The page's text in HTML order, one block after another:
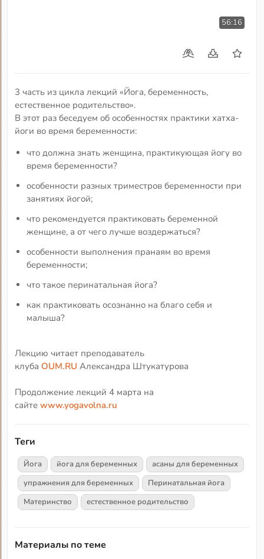
56:16
3 часть из цикла лекций «Йога, беременность,
естественное родительство».
В этот раз беседуем об особенностях практики хатха-
йоги во время беременности:
что должна знать женщина, практикующая йогу во
время беременности?
особенности разных триместров беременности при
занятиях йогой;
что рекомендуется практиковать беременной
женщине, а от чего лучше воздержаться?
особенности выполнения пранаям во время
беременности;
что такое перинатальная йога?
как практиковать осознанно на благо себя и
малыша?
Лекцию читает преподаватель
клуба OUM.RU Александра Штукатурова
Продолжение лекций 4 марта на
сайтеwww.yogavolna.ru
Теги
Йога йога для беременных
асаны для беременных
упражнения для беременных
Перинатальная йога
Материнство
естественное родительство
Материалы по теме